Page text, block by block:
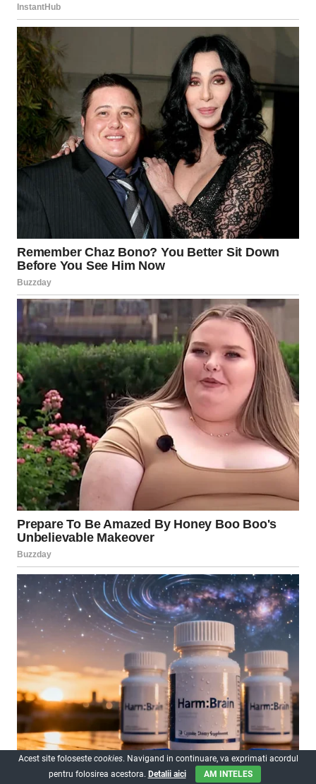
Acest site foloseste cookies. Navigand in continuare, va exprimati acordul
pentru folosirea acestora. Detalii aici AM INTELES